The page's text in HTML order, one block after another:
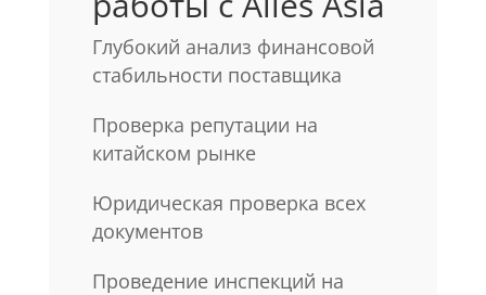
Глубокий анализ финансовой
стабильности поставщика
Проверка репутации на
китайском рынке
Юридическая проверка всех
документов
Проведение инспекций на